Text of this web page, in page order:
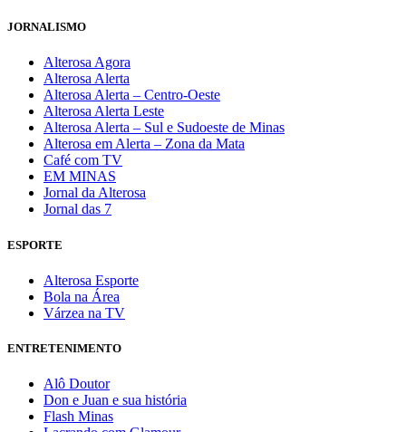
JORNALISMO
Alterosa Agora
Alterosa Alerta
Alterosa Alerta – Centro-Oeste
Alterosa Alerta Leste
Alterosa Alerta – Sul e Sudoeste de Minas
Alterosa em Alerta – Zona da Mata
Café com TV
EM MINAS
Jornal da Alterosa
Jornal das 7
ESPORTE
Alterosa Esporte
Bola na Área
Várzea na TV
ENTRETENIMENTO
Alô Doutor
Don e Juan e sua história
Flash Minas